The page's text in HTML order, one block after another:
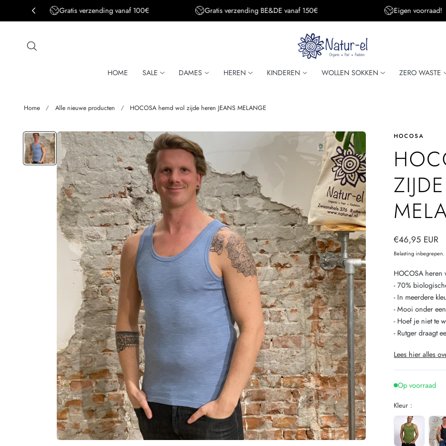
de inhoud Gratis verzending BE&DE vanaf 150€ Eigen voorraad! Super snelle
HOME SALE DAMES HEREN KINDEREN WOLLEN SOKKEN ZERO WASTE
Home Alle nieuwe producten HOCOSA hemd wol zijde heren JEANS MELANGE
HOCOSA
Normale
prijs
€46,95 EUR
Belasting inbegrepen.
HOCOSA heren
- 70%
- In meerdere
- Mooi onder
- Hoef je niet te
- Rutger draagt
Lees hier alles
Op voorraad
Kleur :